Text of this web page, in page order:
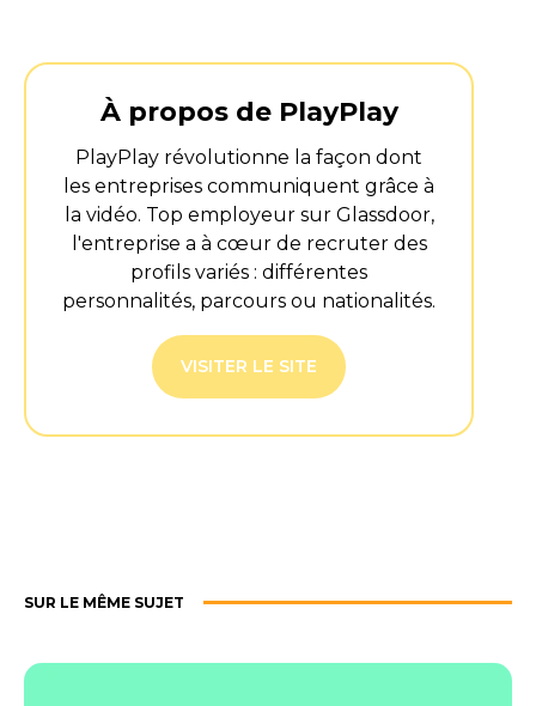
YAGGO
aujourd’hui ?
ANTOINE
Bonjour Inès !
Ravi d’être là également.
qu’on parle de l’expérience
et notamment de son
Recruiter chez Play Play, et j’imagine
trouver des candidats et surtout de
À propos de PlayPlay
PlayPlay révolutionne la façon dont
les entreprises communiquent grâce à
la vidéo. Top employeur sur Glassdoor,
l'entreprise a à cœur de recruter des
profils variés : différentes
personnalités, parcours ou nationalités.
VISITER LE SITE
SUR LE MÊME SUJET